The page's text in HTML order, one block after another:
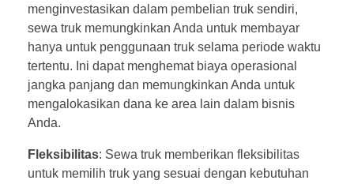
menginvestasikan dalam pembelian truk sendiri,
sewa truk memungkinkan Anda untuk membayar
hanya untuk penggunaan truk selama periode waktu
tertentu. Ini dapat menghemat biaya operasional
jangka panjang dan memungkinkan Anda untuk
mengalokasikan dana ke area lain dalam bisnis
Anda.
Fleksibilitas: Sewa truk memberikan fleksibilitas
untuk memilih truk yang sesuai dengan kebutuhan